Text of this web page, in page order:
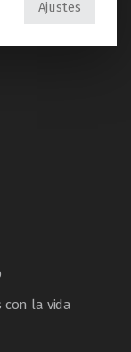
con la vida
Ajustes